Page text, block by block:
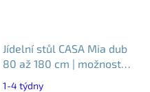
Jídelní stůl CASA Mia dub
80 až 180 cm | možnost
1-4 týdny